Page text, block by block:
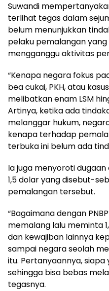
Suwandi
terlihat tegas dalam
belum menunjukkan
pelaku pemalangan
mengganggu aktivitas
“Kenapa negara fokus
bea cukai, PKH, atau
melibatkan enam LSM
Artinya, ketika ada
melanggar hukum,
kenapa terhadap
terbuka ini belum ada
Ia juga menyoroti
1,5 dolar yang disebut-
pemalangan tersebut.
“Bagaimana dengan
memalang lalu meminta
dan kewajiban lainnya
sampai negara seolah
itu. Pertanyaannya,
sehingga bisa bebas
tegasnya.